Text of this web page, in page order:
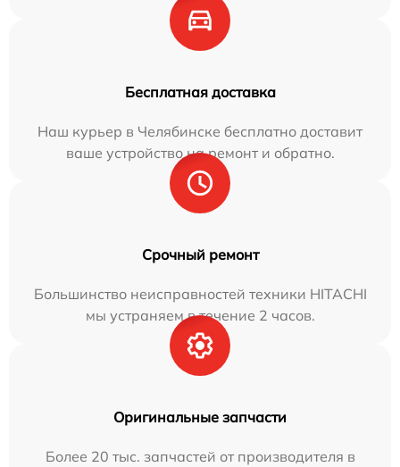
Бесплатная доставка
Наш курьер в Челябинске бесплатно доставит
ваше устройство на ремонт и обратно.
Срочный ремонт
Большинство неисправностей техники HITACHI
мы устраняем в течение 2 часов.
Оригинальные запчасти
Более 20 тыс. запчастей от производителя в